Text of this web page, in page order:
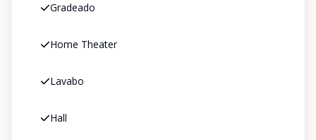
Gradeado
Home Theater
Lavabo
Hall